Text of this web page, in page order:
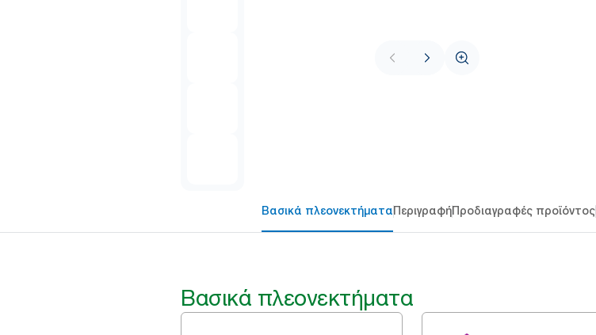
Βασικά πλεονεκτήματαΠεριγραφήΠροδιαγραφές προϊόντος
Βασικά πλεονεκτήματα